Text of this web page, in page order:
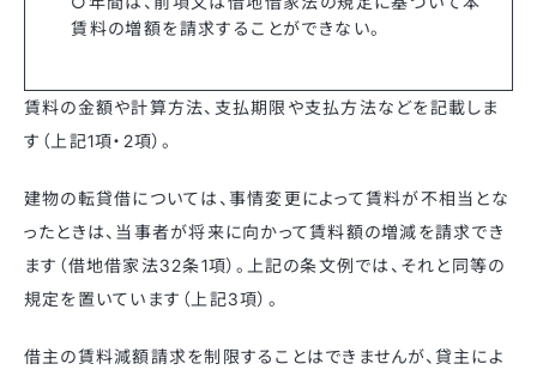
賃料の増額を請求することができない。
賃料の金額や計算方法、支払期限や支払方法などを記載しま
す（上記1項・2項）。
建物の転貸借については、事情変更によって賃料が不相当とな
ったときは、当事者が将来に向かって賃料額の増減を請求でき
ます（借地借家法32条1項）。上記の条文例では、それと同等の
規定を置いています（上記3項）。
借主の賃料減額請求を制限することはできませんが、貸主によ